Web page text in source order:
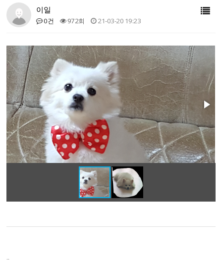
이일
0건 972회 21-03-20 19:23
..